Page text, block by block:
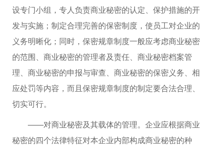
设专门小组，专人负责商业秘密的认定、保护措施的开
发与实施；制定合理完善的保密制度，使员工对企业的
义务明晰化；同时，保密规章制度一般应考虑商业秘密
的范围、商业秘密的管理者及责任、商业秘密档案管
理、商业秘密的申报与审查、商业秘密的保密义务、相
应处罚等内容，而且保密规章制度的制定要合法合理、
切实可行。
——对商业秘密及其载体的管理。企业应根据商业
秘密的四个法律特征对本企业内部构成商业秘密的种